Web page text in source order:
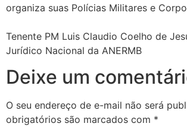
organiza suas Polícias Militares e
Tenente PM Luis Claudio Coelho de
Jurídico Nacional da ANERMB
Deixe um
O seu endereço de e-mail não será
obrigatórios são marcados com *